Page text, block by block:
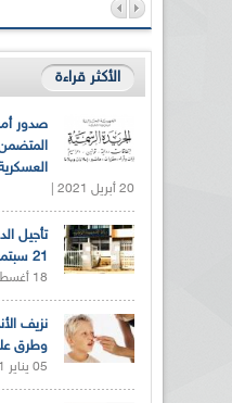
الأكثر قراءة
صدور
20 أبريل 2021 |
تأجيل
21 سبتمبر
18 أغسطس 2021 |
نزيف
وطرق
05 يناير 2021 |